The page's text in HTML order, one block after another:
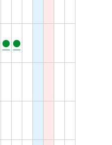
● ●